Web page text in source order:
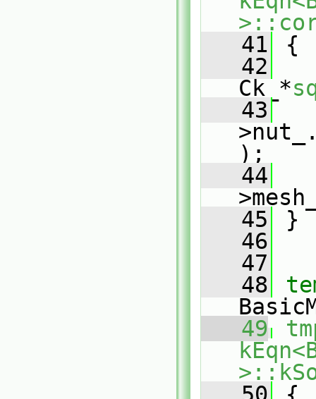
   41
{
   42
Ck_*
   43
);
   44
   45
}
   46
   47
   48
   49